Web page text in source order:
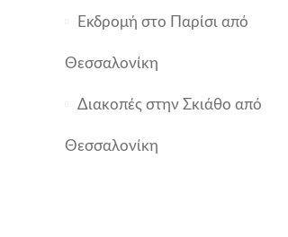
Εκδρομή στο Παρίσι από
Θεσσαλονίκη
Διακοπές στην Σκιάθο από
Θεσσαλονίκη